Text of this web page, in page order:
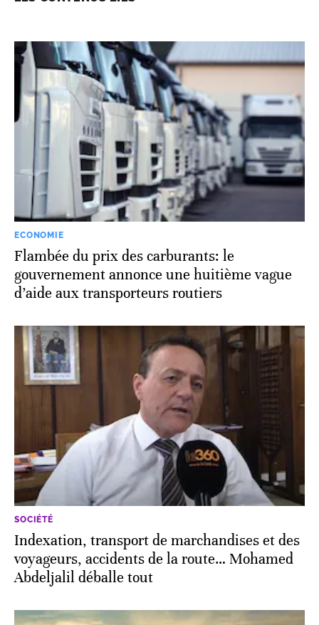
ECONOMIE
Flambée du prix des carburants: le
gouvernement annonce une huitième vague
d’aide aux transporteurs routiers
SOCIÉTÉ
Indexation, transport de marchandises et des
voyageurs, accidents de la route… Mohamed
Abdeljalil déballe tout